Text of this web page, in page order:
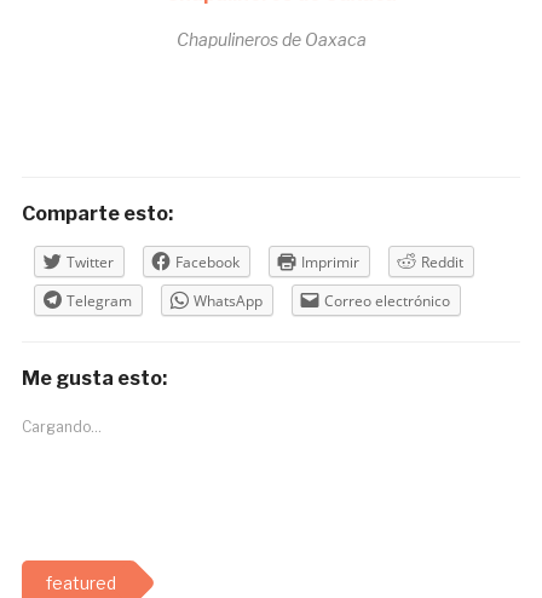
Chapulineros de Oaxaca
Comparte esto:
Twitter Facebook Imprimir
Reddit
Telegram
WhatsApp Correo electrónico
Me gusta esto:
Cargando...
featured